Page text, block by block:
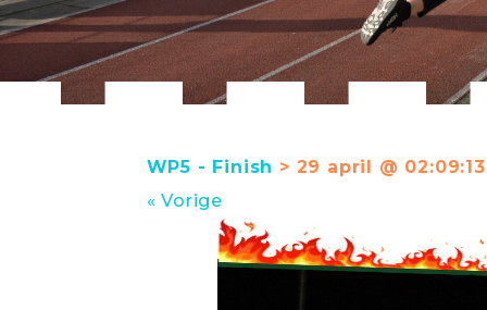
WP5 - Finish > 29 april @ 02:09:13
« Vorige